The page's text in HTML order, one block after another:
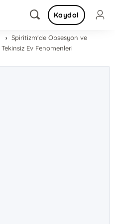
Kaydol
Spiritizm'de Obsesyon ve
Tekinsiz Ev Fenomenleri